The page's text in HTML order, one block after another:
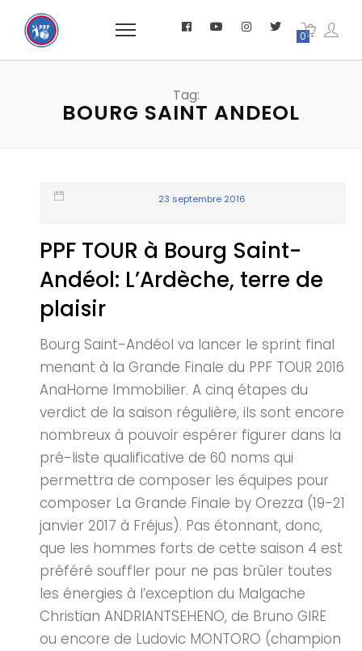
0
Tag:
BOURG SAINT ANDEOL
23 septembre 2016
PPF TOUR à Bourg Saint-
Andéol: L’Ardèche, terre de
plaisir
Bourg Saint-Andéol va lancer le sprint final
menant à la Grande Finale du PPF TOUR 2016
AnaHome Immobilier. A cinq étapes du
verdict de la saison régulière, ils sont encore
nombreux à pouvoir espérer figurer dans la
pré-liste qualificative de 60 noms qui
permettra de composer les équipes pour
composer La Grande Finale by Orezza (19-21
janvier 2017 à Fréjus). Pas étonnant, donc,
que les hommes forts de cette saison 4 est
préféré souffler pour ne pas brûler toutes
les énergies à l’exception du Malgache
Christian ANDRIANTSEHENO, de Bruno GIRE
ou encore de Ludovic MONTORO (champion